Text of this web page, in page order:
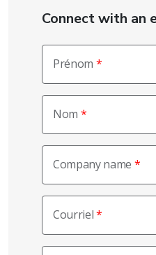
Connect with an
Prénom
Nom
Company name
Courriel